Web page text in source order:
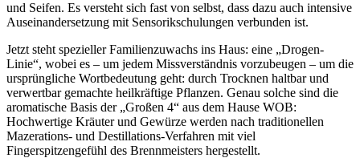
und Seifen. Es versteht sich fast von selbst, dass dazu auch intensive
Auseinandersetzung mit Sensorikschulungen verbunden ist.
Jetzt steht spezieller Familienzuwachs ins Haus: eine „Drogen-
Linie“, wobei es – um jedem Missverständnis vorzubeugen – um die
ursprüngliche Wortbedeutung geht: durch Trocknen haltbar und
verwertbar gemachte heilkräftige Pflanzen. Genau solche sind die
aromatische Basis der „Großen 4“ aus dem Hause WOB:
Hochwertige Kräuter und Gewürze werden nach traditionellen
Mazerations- und Destillations-Verfahren mit viel
Fingerspitzengefühl des Brennmeisters hergestellt.